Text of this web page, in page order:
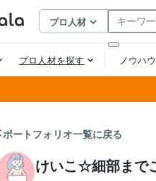
ポートフォリオ一覧に戻る
けいこ☆細部まで